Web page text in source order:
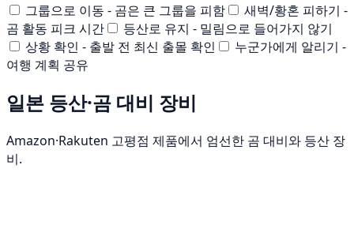
그룹으로 이동 - 곰은 큰 그룹을 피함
새벽/황혼 피하기 -
곰 활동 피크 시간
등산로 유지 - 밀림으로 들어가지 않기
상황 확인 - 출발 전 최신 출몰 확인
누군가에게 알리기 -
여행 계획 공유
일본 등산·곰 대비 장비
Amazon·Rakuten 고평점 제품에서 엄선한 곰 대비와 등산 장
비.